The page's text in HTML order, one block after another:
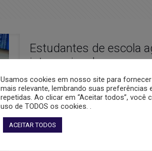
Estudantes de escola
internacional
A Escola Estadual Técnica Celeste
a 28 de maio em Fortaleza, Ceará.
para eventos científicos do Brasil e de
Gostou disso?
Usamos cookies em nosso site para fornecer
mais relevante, lembrando suas preferências
repetidas. Ao clicar em “Aceitar todos”, você
uso de TODOS os cookies. .
ACEITAR TODOS